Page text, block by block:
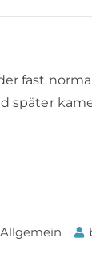
fast
später
Allgemein